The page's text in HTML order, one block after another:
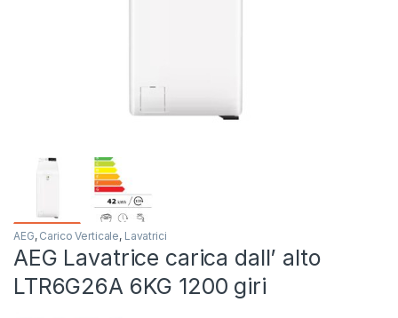
AEG, Carico Verticale, Lavatrici
AEG Lavatrice carica dall’ alto
LTR6G26A 6KG 1200 giri